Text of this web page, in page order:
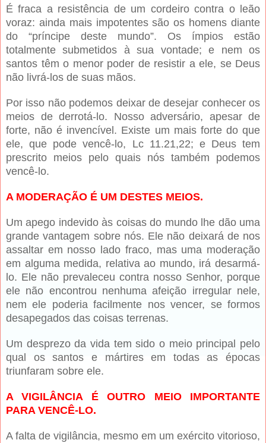
É fraca a resistência de um cordeiro contra o leão
voraz: ainda mais impotentes são os homens diante
do “príncipe deste mundo”. Os ímpios estão
totalmente submetidos à sua vontade; e nem os
santos têm o menor poder de resistir a ele, se Deus
não livrá-los de suas mãos.
Por isso não podemos deixar de desejar conhecer os
meios de derrotá-lo. Nosso adversário, apesar de
forte, não é invencível. Existe um mais forte do que
ele, que pode vencê-lo, Lc 11.21,22; e Deus tem
prescrito meios pelo quais nós também podemos
vencê-lo.
A MODERAÇÃO É UM DESTES MEIOS.
Um apego indevido às coisas do mundo lhe dão uma
grande vantagem sobre nós. Ele não deixará de nos
assaltar em nosso lado fraco, mas uma moderação
em alguma medida, relativa ao mundo, irá desarmá-
lo. Ele não prevaleceu contra nosso Senhor, porque
ele não encontrou nenhuma afeição irregular nele,
nem ele poderia facilmente nos vencer, se formos
desapegados das coisas terrenas.
Um desprezo da vida tem sido o meio principal pelo
qual os santos e mártires em todas as épocas
triunfaram sobre ele.
A VIGILÂNCIA É OUTRO MEIO IMPORTANTE
PARA VENCÊ-LO.
A falta de vigilância, mesmo em um exército vitorioso,